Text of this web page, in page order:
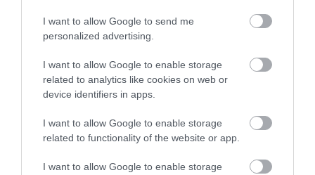
I want to allow Google to send me
personalized advertising.
I want to allow Google to enable storage
related to analytics like cookies on web or
device identifiers in apps.
I want to allow Google to enable storage
related to functionality of the website or app.
I want to allow Google to enable storage
Newsκαι μάθετε πρώτοι όλες τις ειδήσεις
TAGS: ΑΜΟΡΓΟΣ ΝΗΣΙ
ΠΕΡΙΣΣΟΤΕΡA